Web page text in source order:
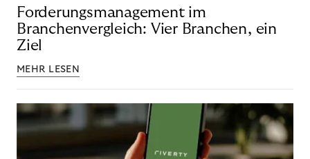
Forderungsmanagement im
Branchenvergleich: Vier Branchen, ein
Ziel
MEHR LESEN